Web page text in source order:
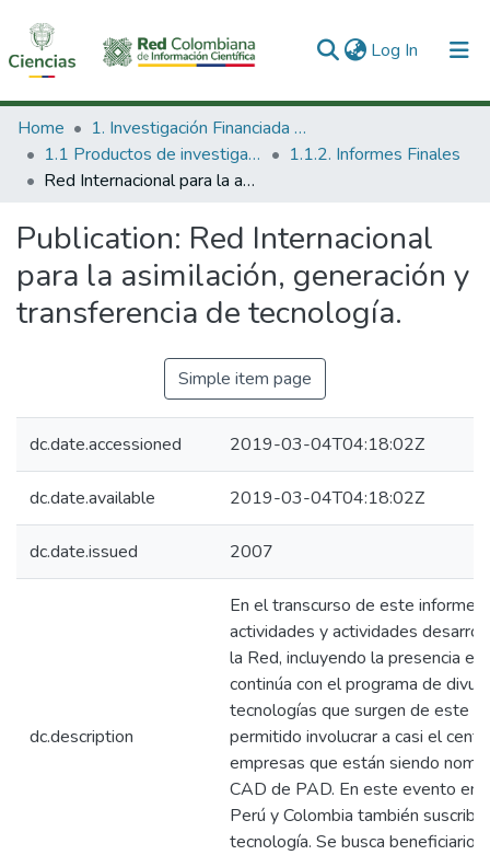
Log In (current)
Communities & Collections
All of DSpace
Home
1. Investigación Financiada con Recursos Públicos
1.1 Productos de investigación
1.1.2. Informes Finales
Red Internacional para la asimilación, generación y transferencia de tecnología.
Publication: Red Internacional
para la asimilación, generación y
transferencia de tecnología.
Simple item page
dc.date.accessioned 2019-03-04T04:18:02Z
dc.date.available 2019-03-04T04:18:02Z
dc.date.issued 2007
dc.description
En el transcurso de este informe
actividades y actividades
la Red, incluyendo la presencia
continúa con el programa de
tecnologías que surgen de este
permitido involucrar a casi el
empresas que están siendo
CAD de PAD. En este evento
Perú y Colombia también
tecnología. Se busca